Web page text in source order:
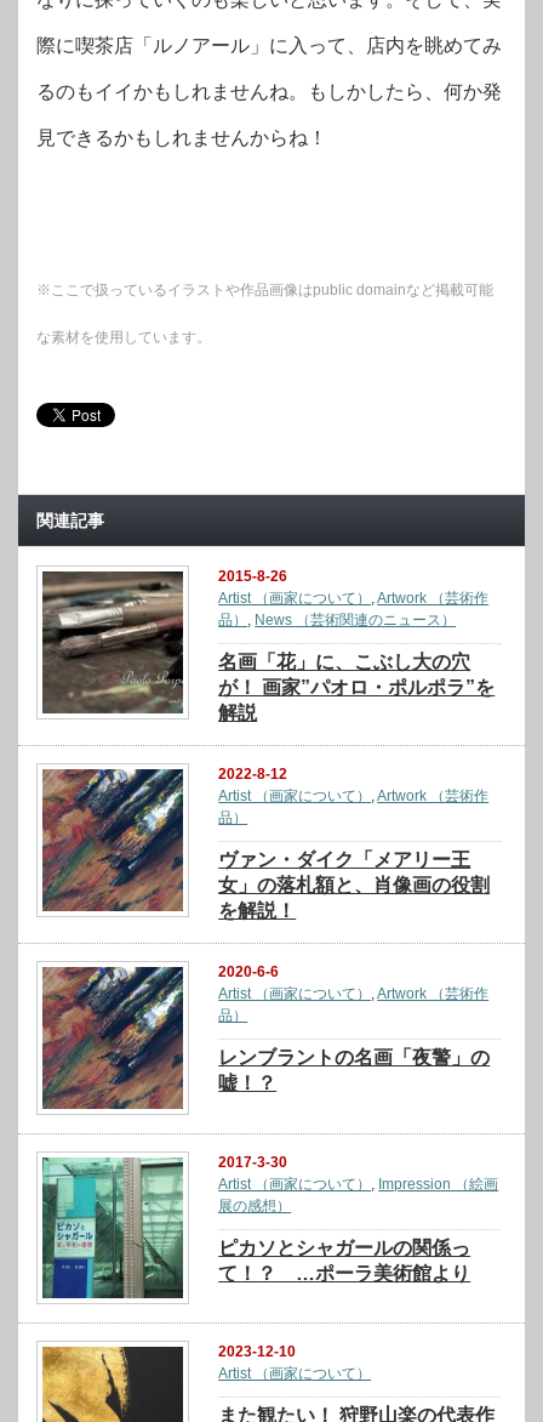
際に喫茶店「ルノアール」に入って、店内を眺めてみ
るのもイイかもしれませんね。もしかしたら、何か発
見できるかもしれませんからね！
※ここで扱っているイラストや作品画像はpublic domainなど掲載可能
な素材を使用しています。
関連記事
2015-8-26
Artist （画家について） ,Artwork （芸術作
品） , News （芸術関連のニュース）
名画「花」に、こぶし大の穴
が！ 画家”パオロ・ポルポラ”を
解説
2022-8-12
Artist （画家について） ,Artwork （芸術作
品）
ヴァン・ダイク「メアリー王
女」の落札額と、肖像画の役割
を解説！
2020-6-6
Artist （画家について） ,Artwork （芸術作
品）
レンブラントの名画「夜警」の
嘘！？
2017-3-30
Artist （画家について）
Impression （絵画
展の感想）
ピカソとシャガールの関係っ
て！？ …ポーラ美術館より
2023-12-10
Artist （画家について）
また観たい！ 狩野山楽の代表作